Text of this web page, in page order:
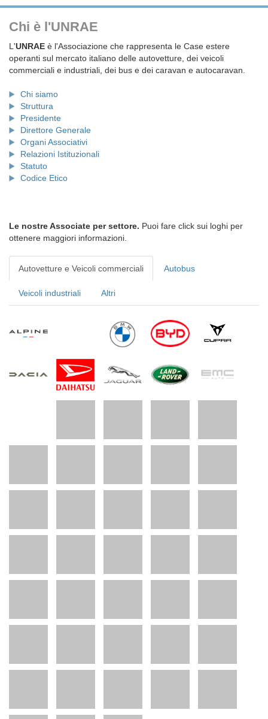
Chi è l'UNRAE
L'UNRAE è l'Associazione che rappresenta le Case estere
operanti sul mercato italiano delle autovetture, dei veicoli
commerciali e industriali, dei bus e dei caravan e autocaravan.
Chi siamo
Struttura
Presidente
Direttore Generale
Organi Associativi
Relazioni Istituzionali
Statuto
Codice Etico
Le nostre Associate per settore. Puoi fare click sui loghi per
ottenere maggiori informazioni.
Autovetture e Veicoli commerciali Autobus
Veicoli industriali Altri